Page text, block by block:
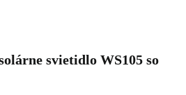
svietidlo WS105 so